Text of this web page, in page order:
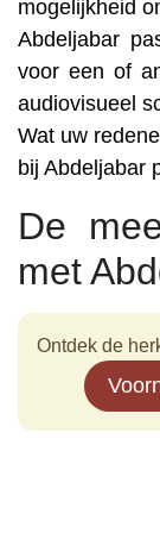
mogelijkheid
Abdeljabar
voor een of
audiovisueel
Wat uw
bij Abdeljabar
De
met
Ontdek de